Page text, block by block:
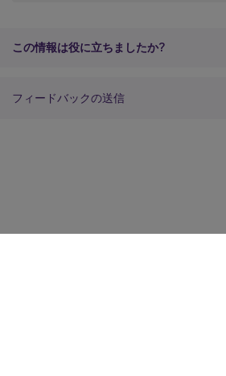
この情報は役に立ちましたか?
フィードバックの送信